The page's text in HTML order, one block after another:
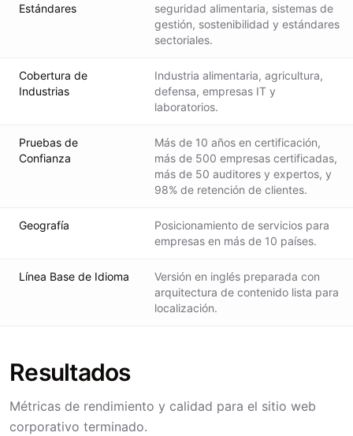
Estándares
seguridad alimentaria, sistemas de
gestión, sostenibilidad y estándares
sectoriales.
Cobertura de
Industrias
Industria alimentaria, agricultura,
defensa, empresas IT y
laboratorios.
Pruebas de
Confianza
Más de 10 años en certificación,
más de 500 empresas certificadas,
más de 50 auditores y expertos, y
98% de retención de clientes.
Geografía
Posicionamiento de servicios para
empresas en más de 10 países.
Línea Base de Idioma
Versión en inglés preparada con
arquitectura de contenido lista para
localización.
Resultados
Métricas de rendimiento y calidad para el sitio web
corporativo terminado.